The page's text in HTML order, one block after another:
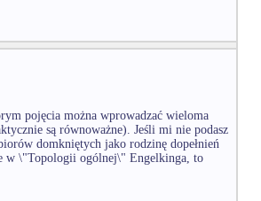
pojęcia można wprowadzać wieloma
są równoważne). Jeśli mi nie podasz
domkniętych jako rodzinę dopełnień
w \"Topologii ogólnej\" Engelkinga, to